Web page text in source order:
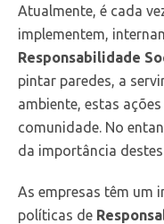
Atualmente, é cada
implementem,
Responsabilidade
pintar paredes, a
ambiente, estas
comunidade. No
da importância
As empresas têm um
políticas de